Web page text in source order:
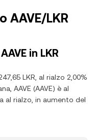
AAVE/LKR
in LKR
LKR, al rialzo 2,00%
AAVE (AAVE) è al
al rialzo, in aumento del